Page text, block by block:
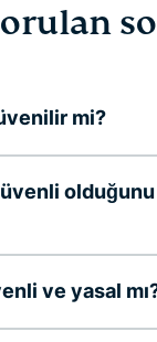
mi?
olduğunu
ve yasal